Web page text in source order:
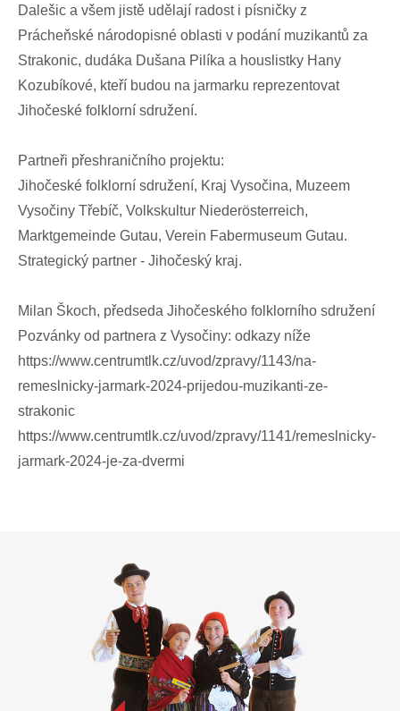
Dalešic a všem jistě udělají radost i písničky z
Prácheňské národopisné oblasti v podání muzikantů za
Strakonic, dudáka Dušana Pilíka a houslistky Hany
Kozubíkové, kteří budou na jarmarku reprezentovat
Jihočeské folklorní sdružení.
Partneři přeshraničního projektu:
Jihočeské folklorní sdružení, Kraj Vysočina, Muzeem
Vysočiny Třebíč, Volkskultur Niederösterreich,
Marktgemeinde Gutau, Verein Fabermuseum Gutau.
Strategický partner - Jihočeský kraj.
Milan Škoch, předseda Jihočeského folklorního sdružení
Pozvánky od partnera z Vysočiny: odkazy níže
https://www.centrumtlk.cz/uvod/zpravy/1143/na-
remeslnicky-jarmark-2024-prijedou-muzikanti-ze-
strakonic
https://www.centrumtlk.cz/uvod/zpravy/1141/remeslnicky-
jarmark-2024-je-za-dvermi